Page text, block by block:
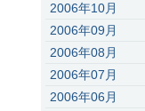
2006年10月
2006年09月
2006年08月
2006年07月
2006年06月